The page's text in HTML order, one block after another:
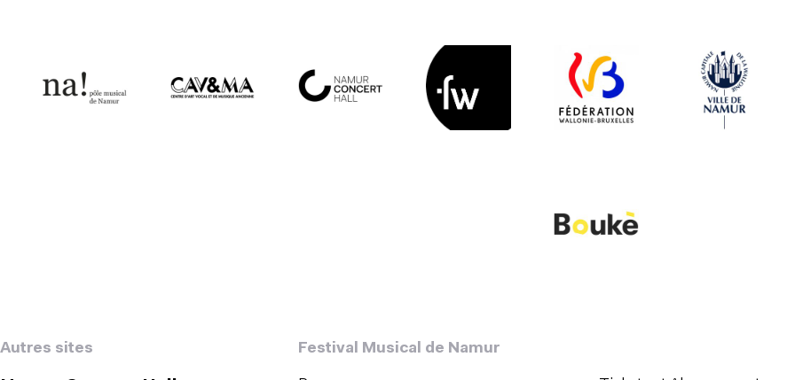
Autres sites Festival Musical de Namur